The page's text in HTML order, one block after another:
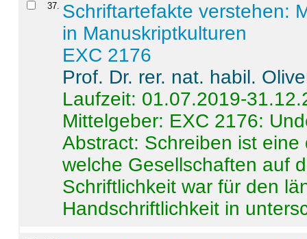
37. Schriftartefakte verstehen:
in Manuskriptkulturen
EXC 2176
Prof. Dr. rer. nat. habil.
Laufzeit: 01.07.2019-
Mittelgeber: EXC 2176:
Abstract: Schreiben ist
welche Gesellschaften auf
Schriftlichkeit war für den
Handschriftlichkeit in